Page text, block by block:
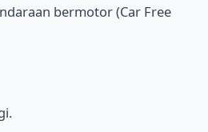
bermotor (Car Free